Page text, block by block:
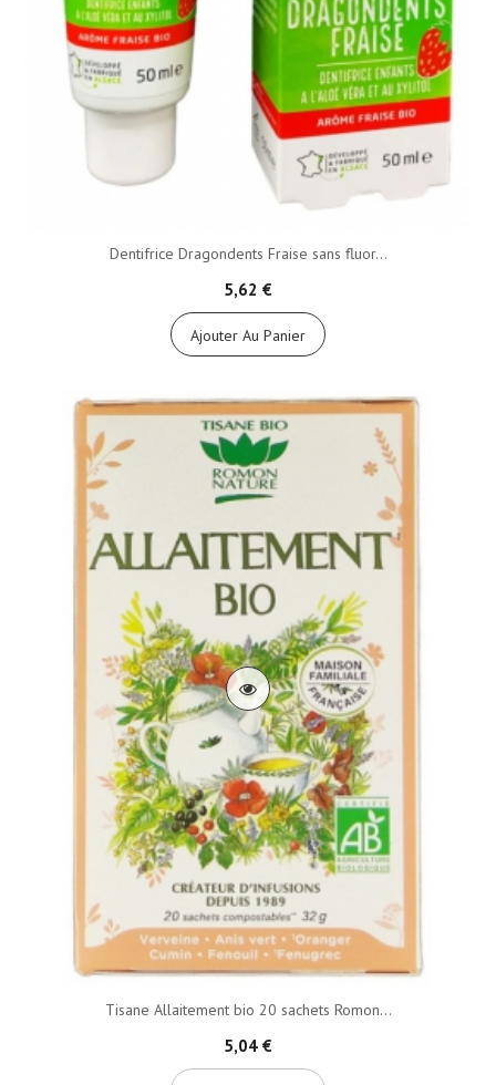
Dentifrice Dragondents Fraise sans fluor...
5,62 €
Ajouter Au Panier
Tisane Allaitement bio 20 sachets Romon...
5,04 €